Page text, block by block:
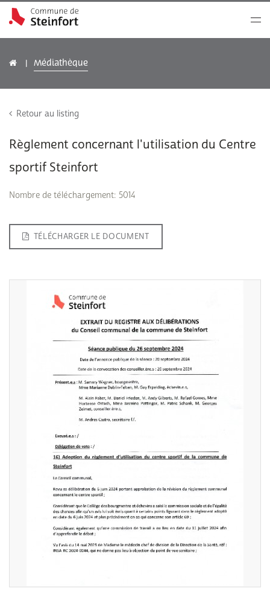
Médiathèque
Retour au listing
Règlement concernant l'utilisation du Centre
sportif Steinfort
Nombre de téléchargement: 5014
TÉLÉCHARGER LE DOCUMENT